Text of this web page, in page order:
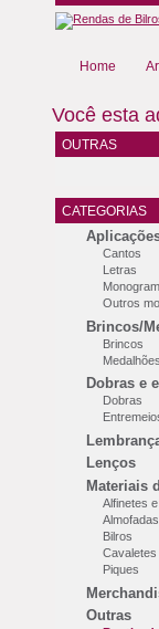
Home
OUTRAS
CATEGORIAS
Cantos
Letras
Outros
Brincos/
Brincos
Medalhões
Dobras e
Dobras
Lenços
Materiais
Alfinetes
Almofadas
Bilros
Cavaletes
Piques
Outras
Você esta